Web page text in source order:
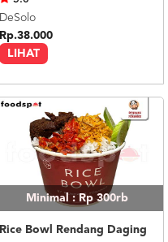
LIHAT
DeSolo
Rp.38.000
Minimal : Rp 300rb
Rice Bowl Rendang Daging